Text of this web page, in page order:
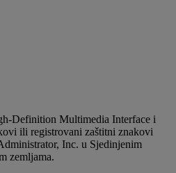
Definition Multimedia Interface i
ili registrovani zaštitni znakovi
Inc. u Sjedinjenim
zemljama.